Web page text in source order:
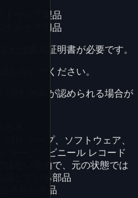
トウェア製品
ナルケア用品
たは購入証明書が必要です。
しないでください。
戻しのみが認められる場合が
VHS テープ、ソフトウェア、
テープ、ビニール レコード
はない理由で、元の状態では
品している部品
された商品